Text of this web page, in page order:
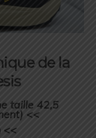
de la
taille 42,5
<<
<<